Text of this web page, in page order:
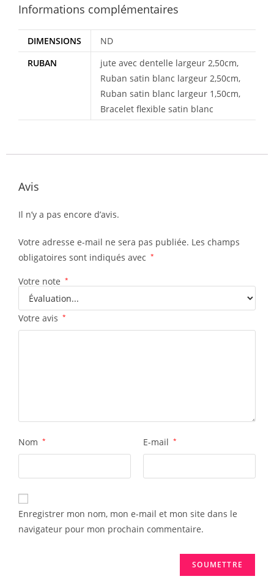
Informations complémentaires
DIMENSIONS
ND
RUBAN
jute avec dentelle largeur 2,50cm,
Ruban satin blanc largeur 2,50cm,
Ruban satin blanc largeur 1,50cm,
Bracelet flexible satin blanc
Avis
Il n’y a pas encore d’avis.
Votre adresse e-mail ne sera pas publiée. Les champs
obligatoires sont indiqués avec *
Votre note *
Votre avis *
Nom * E-mail *
Enregistrer mon nom, mon e-mail et mon site dans le
navigateur pour mon prochain commentaire.